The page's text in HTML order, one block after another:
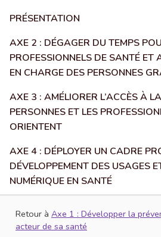
PRÉSENTATION
AXE 2 : DÉGAGER DU TEMPS
PROFESSIONNELS DE SANTÉ ET
EN CHARGE DES PERSONNES
AXE 3 : AMÉLIORER L’ACCÈS À
PERSONNES ET LES
ORIENTENT
AXE 4 : DÉPLOYER UN CADRE
DÉVELOPPEMENT DES USAGES
NUMÉRIQUE EN SANTÉ
Retour à Axe 1 : Développer la
acteur de sa santé